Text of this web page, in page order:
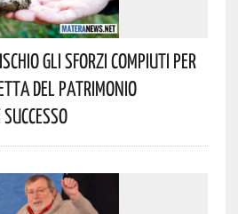
Gli Sforzi Compiuti Per
Del Patrimonio